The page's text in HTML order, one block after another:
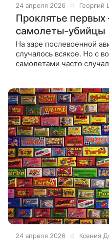
24 апреля 2026 Георгий
Проклятье
самолеты-убийцы
На заре послевоенной
случалось всякое. Но с
самолетами часто
24 апреля 2026 Ксения